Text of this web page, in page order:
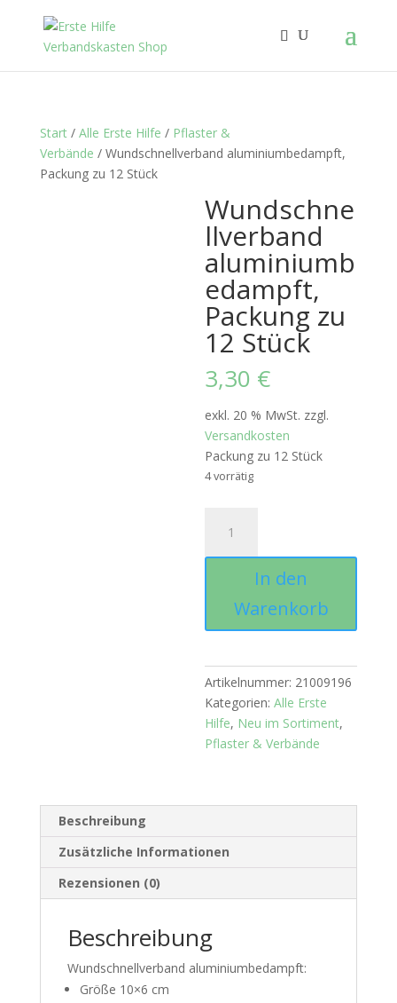
Start/ Alle Erste Hilfe / Pflaster &
Verbände / Wundschnellverband aluminiumbedampft,
Packung zu 12 Stück
Wundschne
llverband
aluminiumb
edampft,
Packung zu
12 Stück
3,30 €
exkl. 20 % MwSt. zzgl.
Versandkosten
Packung zu 12 Stück
4 vorrätig
aluminiumbedampft,
Packung
In den
Warenkorb
Artikelnummer: 21009196
Kategorien:Alle Erste
Hilfe, Neu im Sortiment,
Pflaster & Verbände
Beschreibung
Zusätzliche Informationen
Rezensionen (0)
Beschreibung
Wundschnellverband aluminiumbedampft:
Größe 10×6 cm